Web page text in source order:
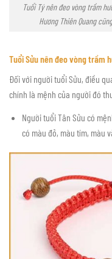
Tuổi Tý nên đeo vòng trầm
Hương Thiên Quang
Tuổi Sửu nên đeo vòng trầm
Đối với người tuổi Sửu, điều
chính là mệnh của người đó
Người tuổi Tân Sửu có
có màu đỏ, màu tím, màu